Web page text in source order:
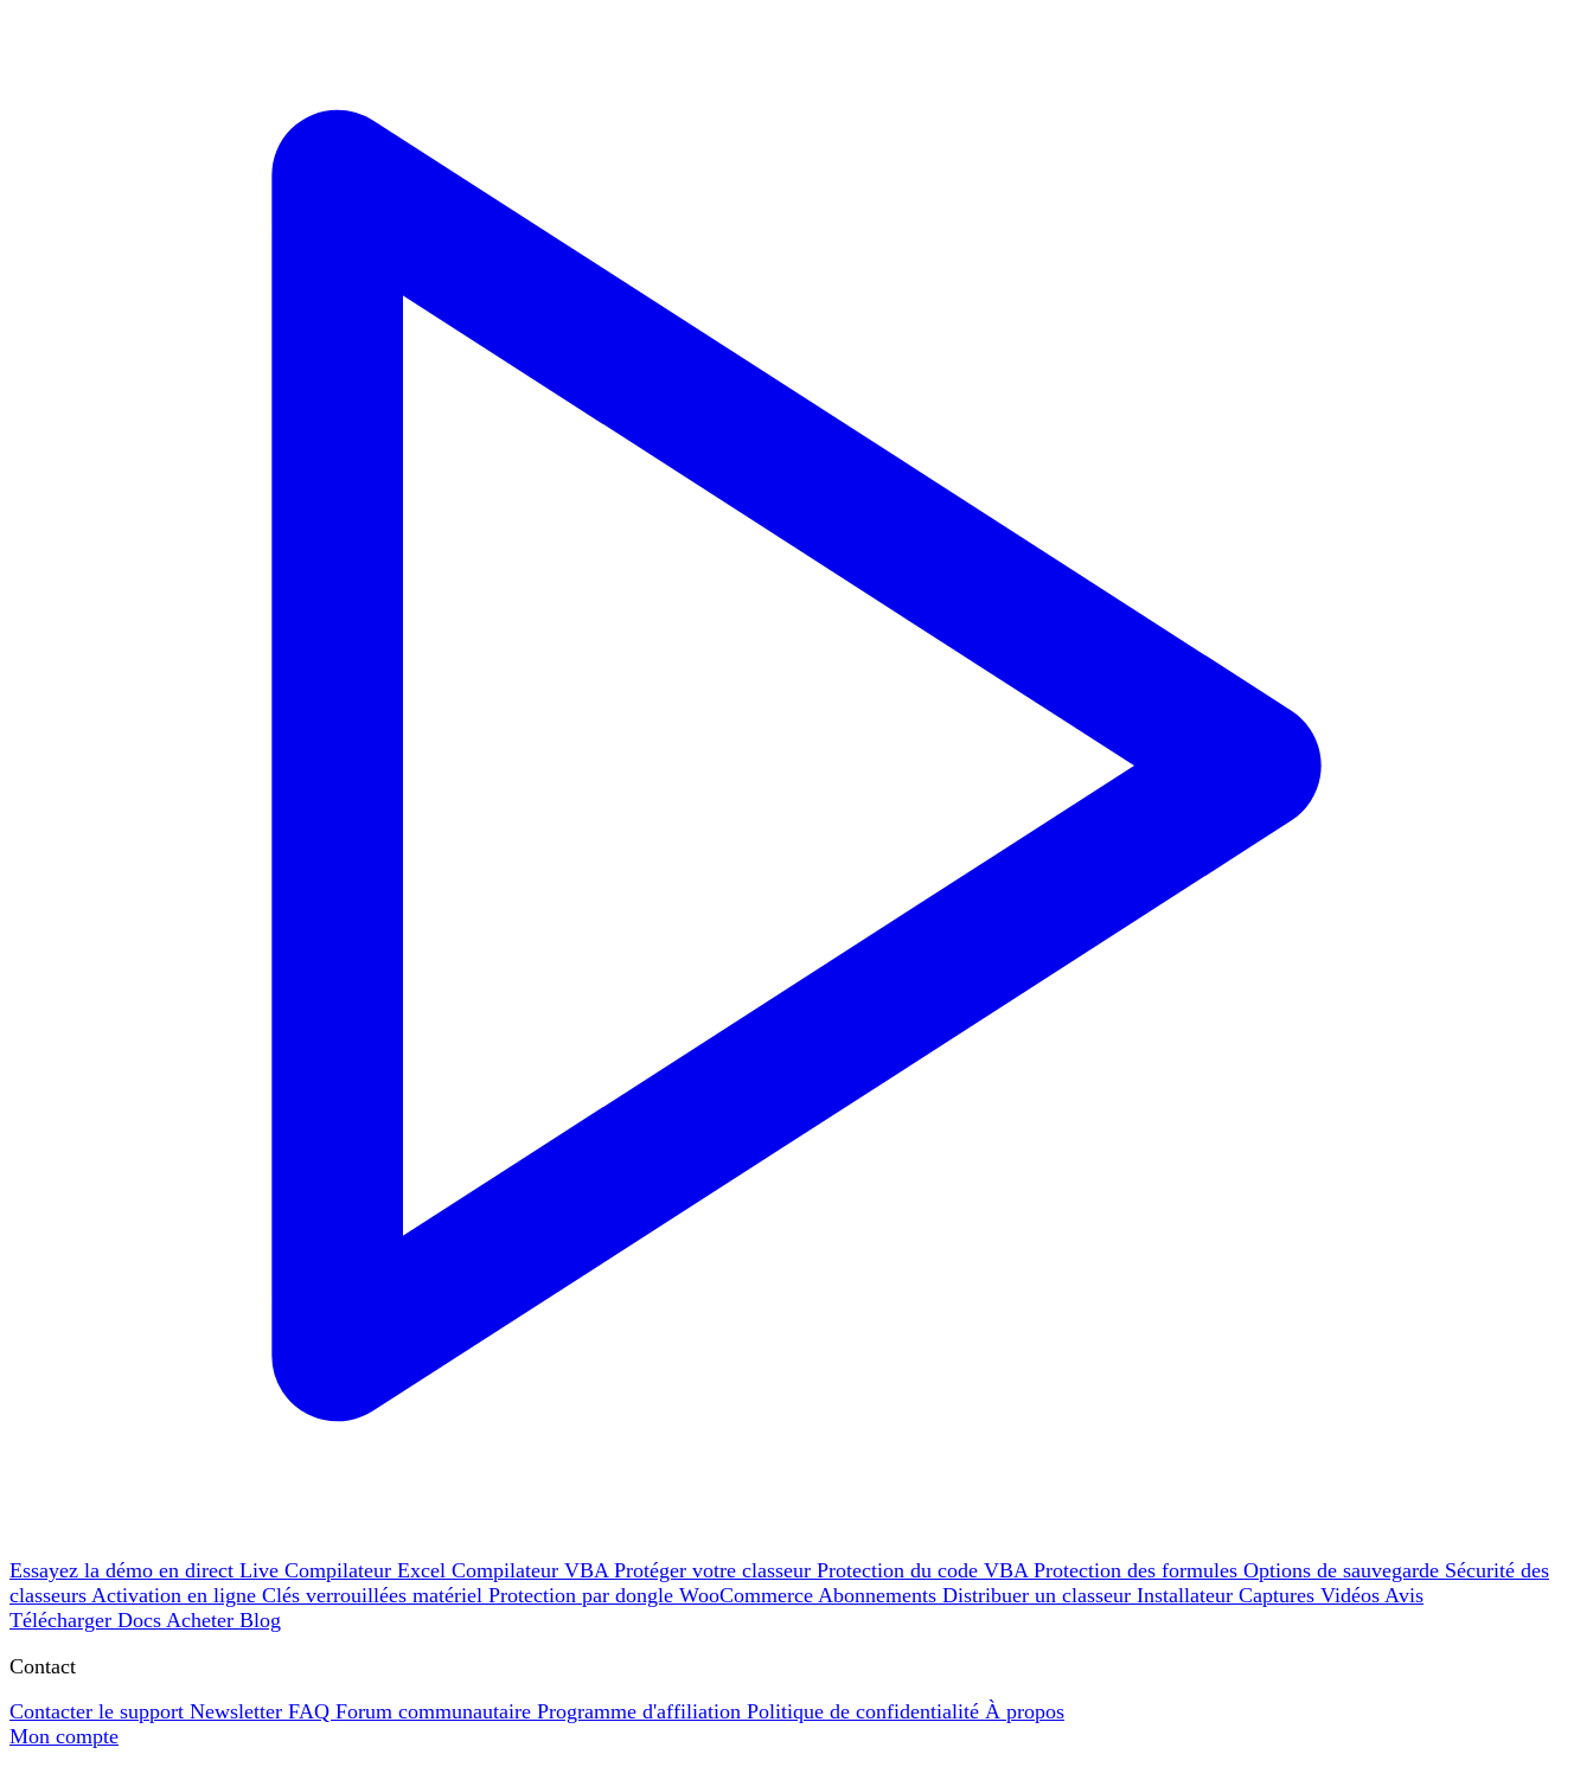
Essayez la démo en direct Live Compilateur Excel Compilateur VBA Protéger votre classeur Protection du code VBA Protection des formules Options de sauvegarde Sécurité des
classeurs Activation en ligne Clés verrouillées matériel Protection par dongle WooCommerce Abonnements Distribuer un classeur Installateur Captures Vidéos Avis
Télécharger Docs Acheter Blog
Contact
Contacter le support Newsletter FAQ Forum communautaire Programme d'affiliation Politique de confidentialité À propos
Mon compte